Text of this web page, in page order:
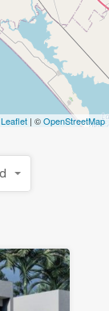
Leaflet | ©OpenStreetMap